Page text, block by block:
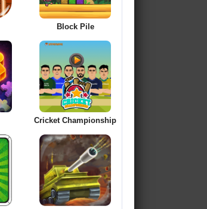
Block Pile
Cricket Championship